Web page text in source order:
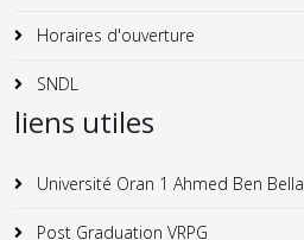
Horaires d'ouverture
SNDL
liens utiles
Université Oran 1 Ahmed Ben Bella
Post Graduation VRPG